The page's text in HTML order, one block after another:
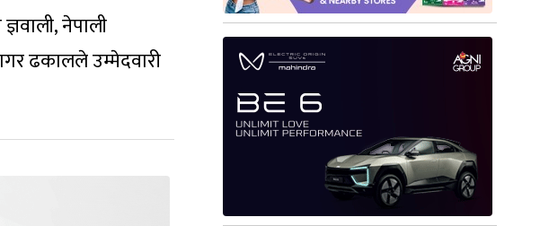
नेपाली
ढकालले उम्मेदवारी